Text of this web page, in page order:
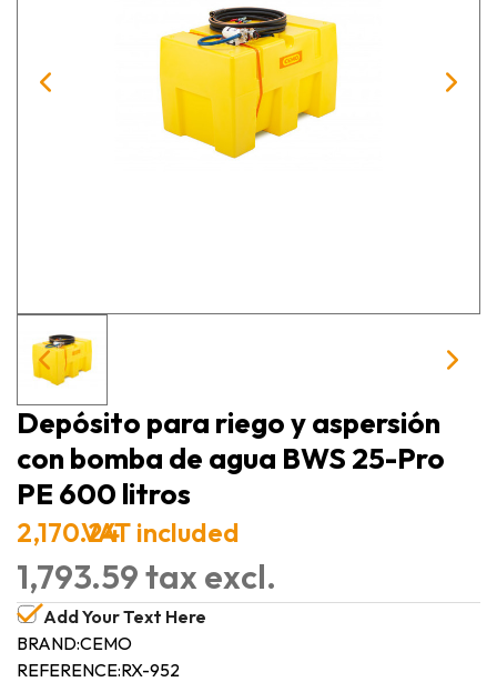
Depósito para riego y aspersión
con bomba de agua BWS 25-Pro
PE 600 litros
2,170.24VAT included
1,793.59 tax excl.
Add Your Text Here
BRAND:CEMO
REFERENCE:RX-952